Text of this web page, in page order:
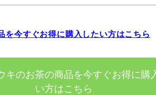
を今すぐお得に購入したい方はこちら
キのお茶の商品を今すぐお得に購
い方はこちら